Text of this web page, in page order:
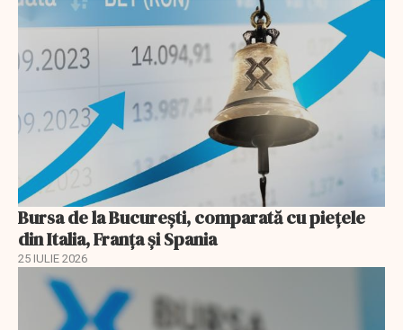
Bursa de la București, comparată cu piețele
din Italia, Franța și Spania
25 IULIE 2026